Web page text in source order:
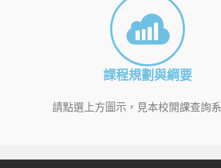
課程規劃與綱要
請點選上方圖示，見本校開課查詢